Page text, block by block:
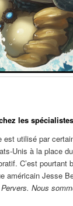
les spécialistes
est utilisé par
Unis à la place
C’est pourtant
américain Jesse
Pervers. Nous